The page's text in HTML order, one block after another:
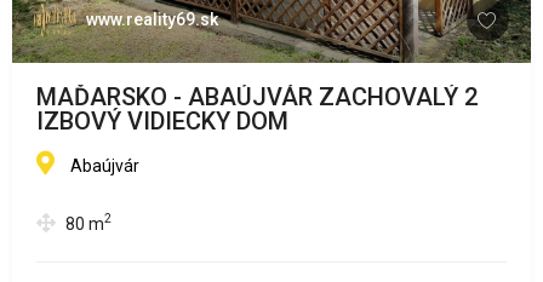
www.reality69.sk
MAĎARSKO - ABAÚJVÁR ZACHOVALÝ 2
IZBOVÝ VIDIECKY DOM
Abaújvár
80 m2